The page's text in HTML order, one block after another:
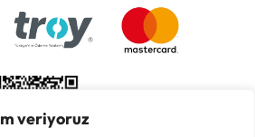
veriyoruz